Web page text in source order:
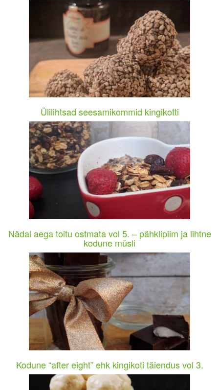
Ülilihtsad seesamikommid kingikotti
Nädal aega toitu ostmata vol 5. – pähklipiim ja lihtne
kodune müsli
Kodune “after eight” ehk kingikoti täiendus vol 3.